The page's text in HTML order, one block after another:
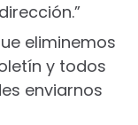
eliminemos
y todos
enviarnos